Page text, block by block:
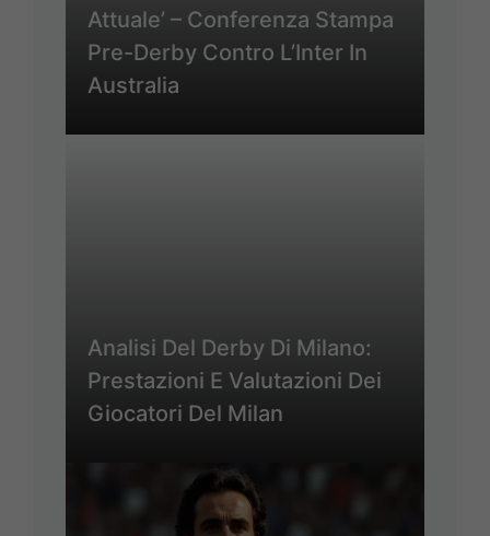
Attuale’ – Conferenza Stampa
Pre-Derby Contro L’Inter In
Australia
Analisi Del Derby Di Milano:
Prestazioni E Valutazioni Dei
Giocatori Del Milan